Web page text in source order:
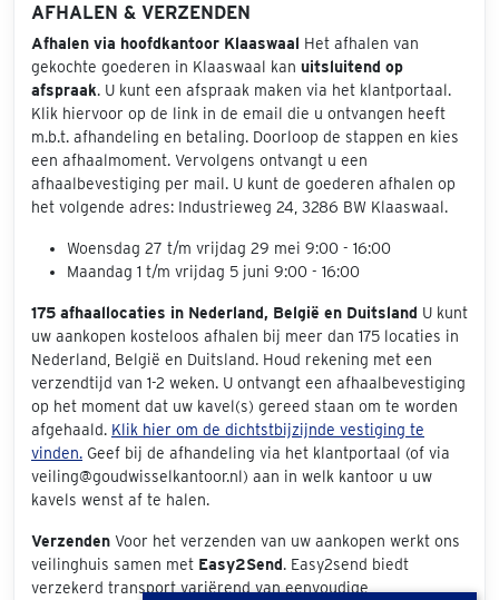
AFHALEN & VERZENDEN
Afhalen via hoofdkantoor Klaaswaal Het afhalen van
gekochte goederen in Klaaswaal kan uitsluitend op
afspraak. U kunt een afspraak maken via het klantportaal.
Klik hiervoor op de link in de email die u ontvangen heeft
m.b.t. afhandeling en betaling. Doorloop de stappen en kies
een afhaalmoment. Vervolgens ontvangt u een
afhaalbevestiging per mail. U kunt de goederen afhalen op
het volgende adres: Industrieweg 24, 3286 BW Klaaswaal.
Woensdag 27 t/m vrijdag 29 mei 9:00 - 16:00
Maandag 1 t/m vrijdag 5 juni 9:00 - 16:00
175 afhaallocaties in Nederland, België en Duitsland U kunt
uw aankopen kosteloos afhalen bij meer dan 175 locaties in
Nederland, België en Duitsland. Houd rekening met een
verzendtijd van 1-2 weken. U ontvangt een afhaalbevestiging
op het moment dat uw kavel(s) gereed staan om te worden
afgehaald. Klik hier om de dichtstbijzijnde vestiging te
vinden. Geef bij de afhandeling via het klantportaal (of via
veiling@goudwisselkantoor.nl) aan in welk kantoor u uw
kavels wenst af te halen.
Verzenden Voor het verzenden van uw aankopen werkt ons
veilinghuis samen met Easy2Send. Easy2send biedt
verzekerd transport variërend van eenvoudige